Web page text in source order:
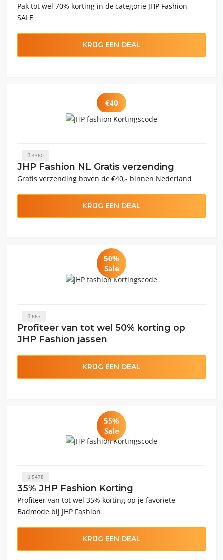
Pak tot wel 70% korting in de categorie JHP Fashion
SALE
KRIJG EEN DEAL
€40
4360
JHP Fashion NL Gratis verzending
Gratis verzending boven de €40,- binnen Nederland
KRIJG EEN DEAL
50%
Sale
667
Profiteer van tot wel 50% korting op
JHP Fashion jassen
KRIJG EEN DEAL
55%
Sale
5478
35% JHP Fashion Korting
Profiteer van tot wel 35% korting op je favoriete
Badmode bij JHP Fashion
KRIJG EEN DEAL